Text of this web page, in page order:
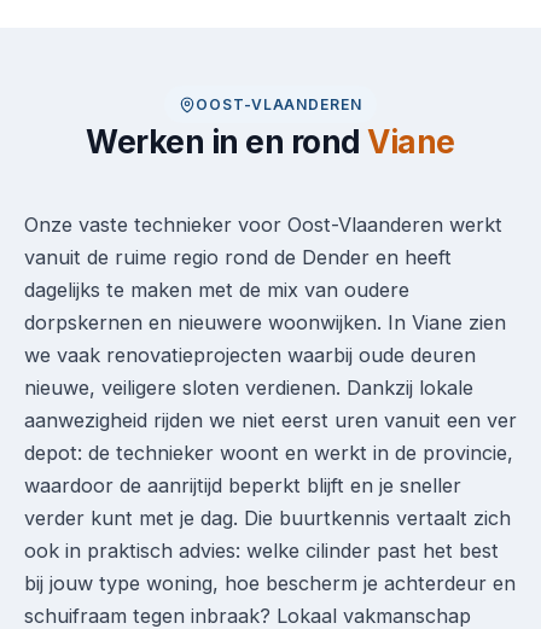
OOST-VLAANDEREN
Werken in en rondViane
Onze vaste technieker voor Oost-Vlaanderen werkt
vanuit de ruime regio rond de Dender en heeft
dagelijks te maken met de mix van oudere
dorpskernen en nieuwere woonwijken. In Viane zien
we vaak renovatieprojecten waarbij oude deuren
nieuwe, veiligere sloten verdienen. Dankzij lokale
aanwezigheid rijden we niet eerst uren vanuit een ver
depot: de technieker woont en werkt in de provincie,
waardoor de aanrijtijd beperkt blijft en je sneller
verder kunt met je dag. Die buurtkennis vertaalt zich
ook in praktisch advies: welke cilinder past het best
bij jouw type woning, hoe bescherm je achterdeur en
schuifraam tegen inbraak? Lokaal vakmanschap